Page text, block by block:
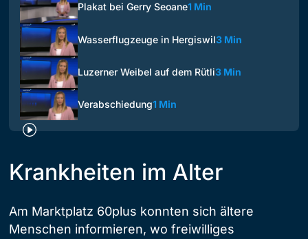
Plakat bei Gerry Seoane1 Min
Wasserflugzeuge in Hergiswil3 Min
Luzerner Weibel auf dem Rütli3 Min
Verabschiedung1 Min
Krankheiten im Alter
Am Marktplatz 60plus konnten sich ältere
Menschen informieren, wo freiwilliges